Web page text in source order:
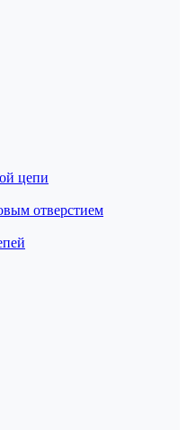
цепи
отверстием